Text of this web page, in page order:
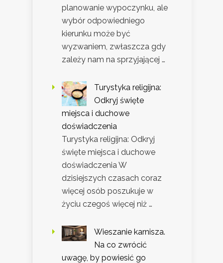
planowanie wypoczynku, ale
wybór odpowiedniego
kierunku może być
wyzwaniem, zwłaszcza gdy
zależy nam na sprzyjającej …
Turystyka religijna:
Odkryj święte
miejsca i duchowe
doświadczenia
Turystyka religijna: Odkryj
święte miejsca i duchowe
doświadczenia W
dzisiejszych czasach coraz
więcej osób poszukuje w
życiu czegoś więcej niż …
Wieszanie karnisza.
Na co zwrócić
uwagę, by powiesić go